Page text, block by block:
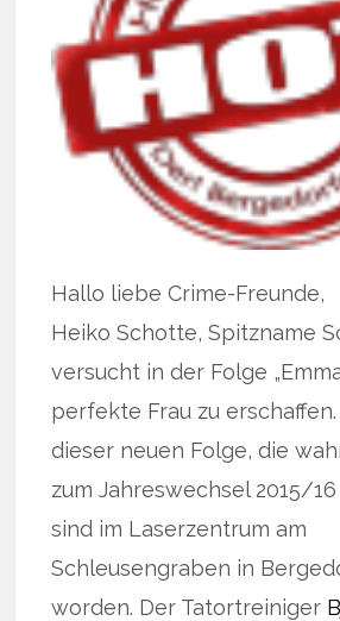
Hallo liebe Crime-Freunde,
Heiko Schotte, Spitzname
versucht in der Folge
perfekte Frau zu
dieser neuen Folge, die
zum Jahreswechsel 2015/
sind im Laserzentrum am
Schleusengraben in
worden. Der Tatortreiniger